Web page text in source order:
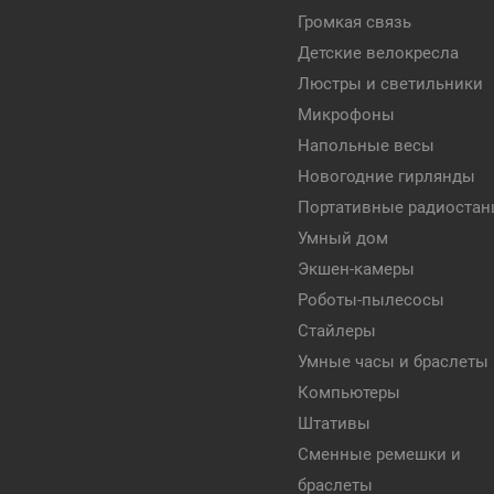
Громкая связь
Детские велокресла
Люстры и светильники
Микрофоны
Напольные весы
Новогодние гирлянды
Портативные
Умный дом
Экшен-камеры
Роботы-пылесосы
Стайлеры
Умные часы и браслеты
Компьютеры
Штативы
Сменные ремешки и
браслеты